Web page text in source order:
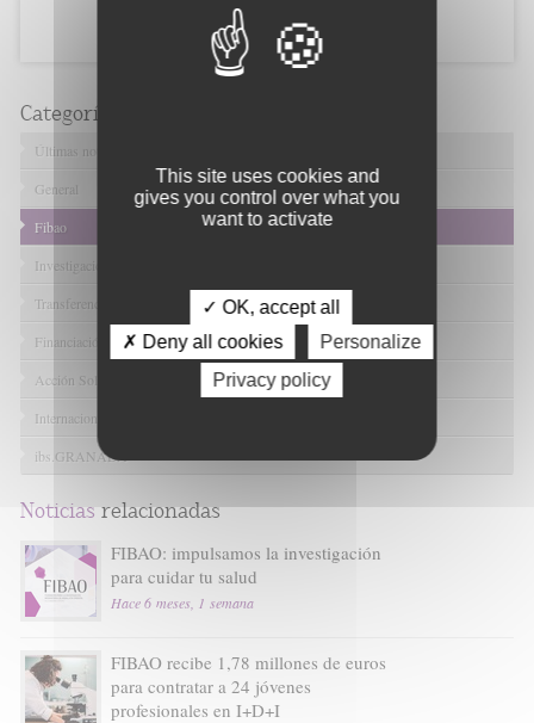
Categorías
Últimas noticias
General
Fibao
Investigación en Salud
Transferencia Tecnológica
Financiación I+D+I
Acción Solidaria
Internacional
ibs.GRANADA
Noticias relacionadas
FIBAO: impulsamos la investigación
para cuidar tu salud
Hace 6 meses, 1 semana
FIBAO recibe 1,78 millones de euros
para contratar a 24 jóvenes
profesionales en I+D+I
This site uses cookies and
gives you control over what you
want to activate
✓ OK, accept all
✗ Deny all cookies
Personalize
Privacy policy